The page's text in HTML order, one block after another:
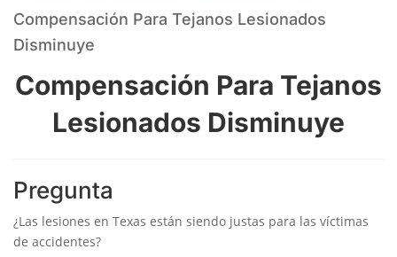
Compensación Para Tejanos Lesionados
Disminuye
Compensación Para Tejanos
Lesionados Disminuye
Pregunta
¿Las lesiones en Texas están siendo justas para las víctimas
de accidentes?